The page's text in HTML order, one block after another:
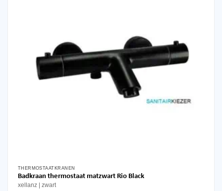
THERMOSTAATKRANEN
Badkraan thermostaat matzwart Rio Black
xellanz zwart